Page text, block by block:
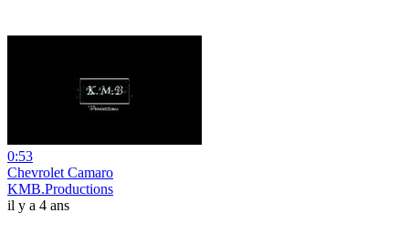
0:53
Chevrolet Camaro
KMB.Productions
il y a 4 ans